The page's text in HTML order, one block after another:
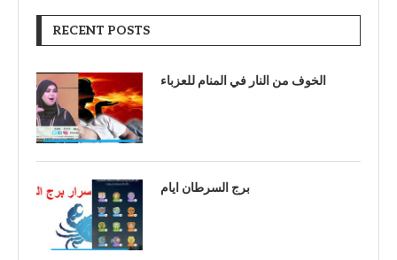
RECENT POSTS
الخوف من النار في المنام للعزباء
برج السرطان ايام